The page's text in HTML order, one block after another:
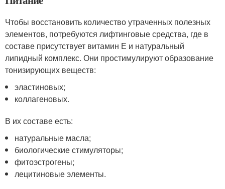
Чтобы восстановить количество утраченных полезных
элементов, потребуются лифтинговые средства, где в
составе присутствует витамин Е и натуральный
липидный комплекс. Они простимулируют образование
тонизирующих веществ:
эластиновых;
коллагеновых.
В их составе есть:
натуральные масла;
биологические стимуляторы;
фитоэстрогены;
лецитиновые элементы.